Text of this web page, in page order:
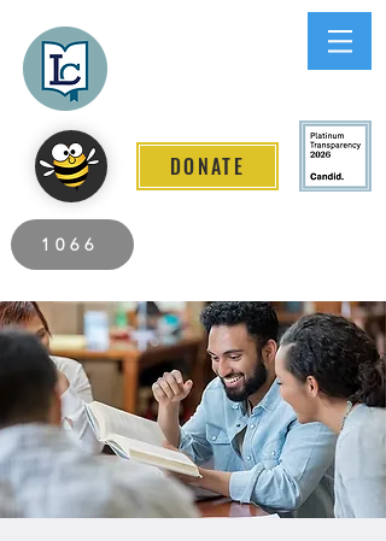
DONATE
1066